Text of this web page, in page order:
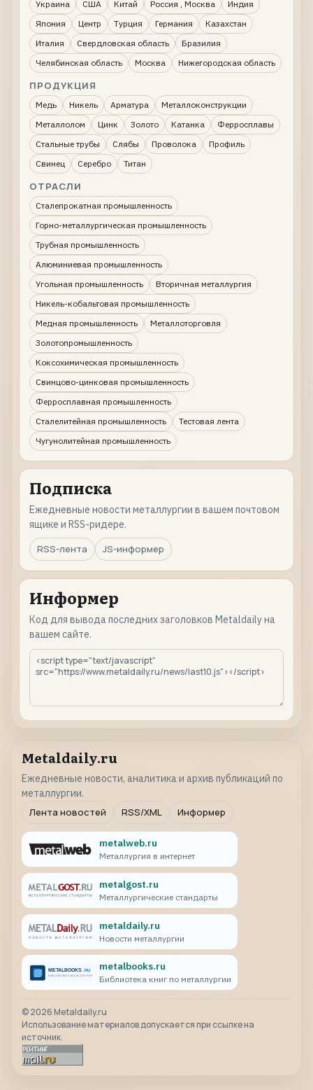
Украина США Китай Россия , Москва
Индия
Япония
Центр Турция Германия
Казахстан
Италия
Свердловская область
Бразилия
Челябинская область
Москва Нижегородская область
ПРОДУКЦИЯ
Медь Никель Арматура
Металлоконструкции
Металлолом
Цинк Золото Катанка
Ферросплавы
Стальные трубы
Слябы Проволока
Профиль
Свинец
Серебро Титан
ОТРАСЛИ
Сталепрокатная промышленность
Горно-металлургическая промышленность
Трубная промышленность
Алюминиевая промышленность
Угольная промышленность
Вторичная металлургия
Никель-кобальтовая промышленность
Медная промышленность
Металлоторговля
Золотопромышленность
Коксохимическая промышленность
Свинцово-цинковая промышленность
Ферросплавная промышленность
Сталелитейная промышленность
Тестовая лента
Чугунолитейная промышленность
Подписка
Ежедневные новости металлургии в вашем почтовом
ящике и RSS-ридере.
RSS-лента
JS-информер
Информер
Код для вывода последних заголовков Metaldaily на
вашем сайте.
Metaldaily.ru
Ежедневные новости, аналитика и архив публикаций по
металлургии.
Лента новостей
RSS/XML Информер
metalweb.ru
Металлургия в интернет
metalgost.ru
Металлургические стандарты
metaldaily.ru
Новости металлургии
metalbooks.ru
Библиотека книг по металлургии
©2026 Metaldaily.ru
Использование материалов допускается при ссылке на
источник.